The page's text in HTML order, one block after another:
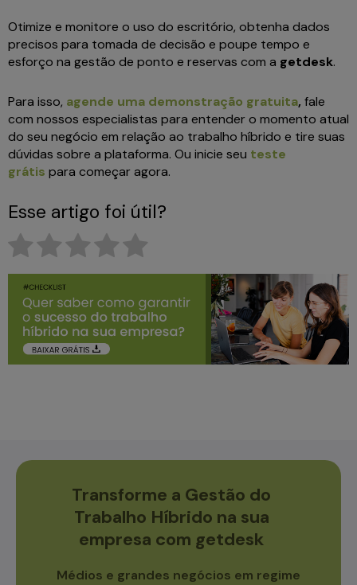
Otimize e monitore o uso do escritório, obtenha dados
precisos para tomada de decisão e poupe tempo e
esforço na gestão de ponto e reservas com a getdesk.
Para isso, agende uma demonstração gratuita, fale
com nossos especialistas para entender o momento atual
do seu negócio em relação ao trabalho híbrido e tire suas
dúvidas sobre a plataforma. Ou inicie seu teste
grátis para começar agora.
Esse artigo foi útil?
Transforme a Gestão do
Trabalho Híbrido na sua
empresa com getdesk
Médios e grandes negócios em regime